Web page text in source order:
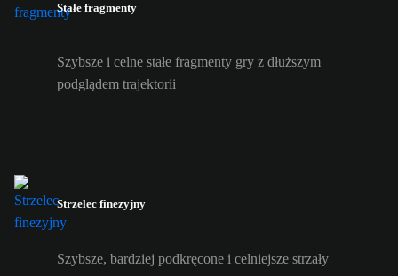
Stałe fragmenty
Szybsze i celne stałe fragmenty gry z dłuższym
podglądem trajektorii
Strzelec finezyjny
Szybsze, bardziej podkręcone i celniejsze strzały